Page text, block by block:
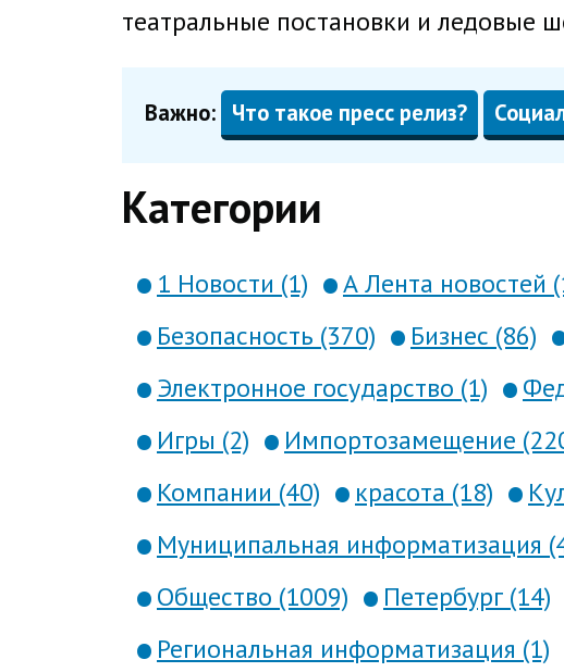
театральные постановки и ледовые
Важно: Что такое пресс релиз?
Категории
1 Новости (1) А Лента новостей
Безопасность (370)
Бизнес (86)
Электронное государство (1)
Игры (2)
Импортозамещение
Компании (40)
красота (18)
Муниципальная информатизация
Общество (1009)
Петербург (14)
Региональная информатизация (1)